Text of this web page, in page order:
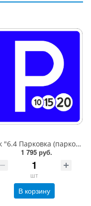
Знак "6.4 Парковка (парковочное место)",B=600,Тип А (1б) Микропризм. (7-9 лет)металл 0.8 мм
1 795 руб.
шт
В корзину